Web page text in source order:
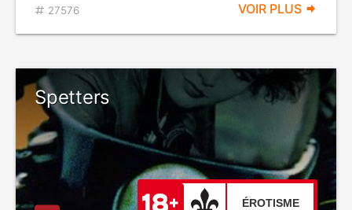
27576 VOIR PLUS
Spetters
ÉROTISME